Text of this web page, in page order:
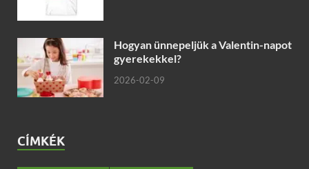
Hogyan ünnepeljük a Valentin-napot
gyerekekkel?
2026-02-09
CÍMKÉK